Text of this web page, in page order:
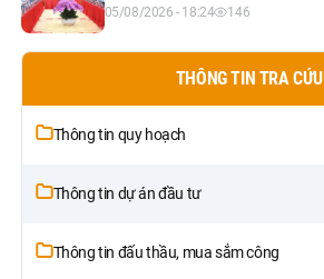
05/08/2026 - 18:24 146
THÔNG TIN TRA CỨU
Thông tin quy hoạch
Thông tin dự án đầu tư
Thông tin đấu thầu, mua sắm công